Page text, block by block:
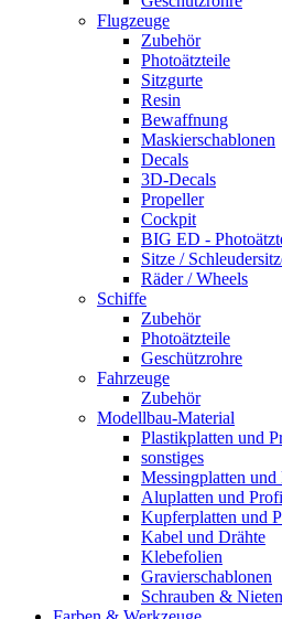
Flugzeuge
Zubehör
Photoätzteile
Sitzgurte
Resin
Bewaffnung
Maskierschablonen
Decals
3D-Decals
Propeller
Cockpit
BIG ED -
Sitze /
Räder / Wheels
Schiffe
Zubehör
Photoätzteile
Geschützrohre
Fahrzeuge
Zubehör
Modellbau-Material
Plastikplatten und
sonstiges
Messingplatten und
Aluplatten und
Kupferplatten und
Kabel und Drähte
Klebefolien
Gravierschablonen
Schrauben &